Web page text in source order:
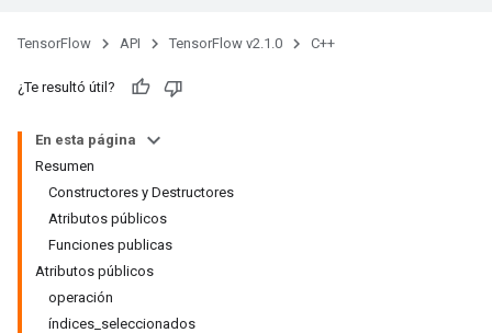
TensorFlow API TensorFlow v2.1.0 C++
¿Te resultó útil?
En esta página
Resumen
Constructores y Destructores
Atributos públicos
Funciones publicas
Atributos públicos
operación
índices_seleccionados